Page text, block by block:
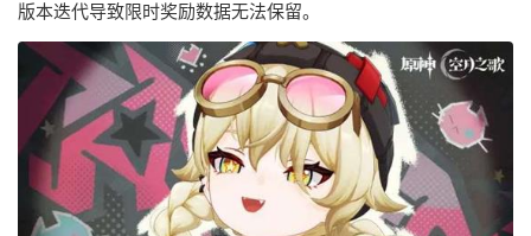
版本迭代导致限时奖励数据无法保留。